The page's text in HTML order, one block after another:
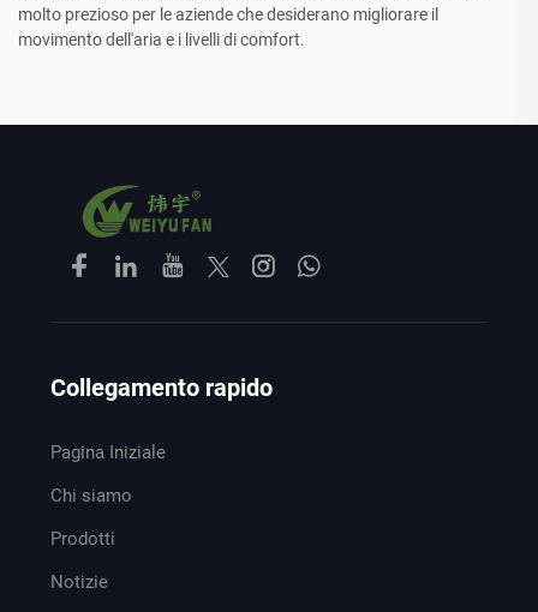
molto prezioso per le aziende che desiderano migliorare il
movimento dell'aria e i livelli di comfort.
Collegamento rapido
Pagina Iniziale
Chi siamo
Prodotti
Notizie